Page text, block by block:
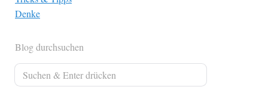
Denke
Blog durchsuchen